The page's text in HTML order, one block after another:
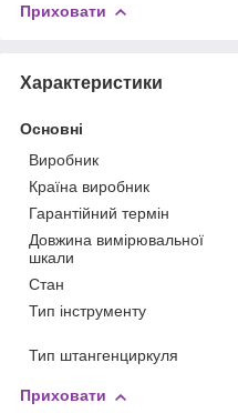
Приховати
Характеристики
Основні
Виробник
Країна виробник
Гарантійний термін
Довжина вимірювальної
шкали
Стан
Тип інструменту
Тип штангенциркуля
Приховати